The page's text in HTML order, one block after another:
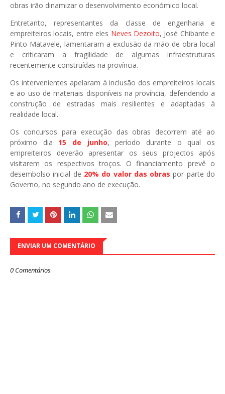
obras irão dinamizar o desenvolvimento económico local.
Entretanto, representantes da classe de engenharia e
empreiteiros locais, entre eles Neves Dezoito, José Chibante e
Pinto Matavele, lamentaram a exclusão da mão de obra local
e criticaram a fragilidade de algumas infraestruturas
recentemente construídas na província.
Os intervenientes apelaram à inclusão dos empreiteiros locais
e ao uso de materiais disponíveis na província, defendendo a
construção de estradas mais resilientes e adaptadas à
realidade local.
Os concursos para execução das obras decorrem até ao
próximo dia 15 de junho, período durante o qual os
empreiteiros deverão apresentar os seus projectos após
visitarem os respectivos troços. O financiamento prevê o
desembolso inicial de 20% do valor das obras por parte do
Governo, no segundo ano de execução.
ENVIAR UM COMENTÁRIO
0 Comentários